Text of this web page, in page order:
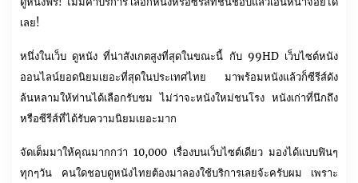
เลย!
หนึ่งในเว็บ ดูหนัง ที่น่าสังเกตสูงที่สุดในขณะนี้ กับ 99HD เว็บไซต์หนัง
ออนไลน์ยอดนิยมเยอะที่สุดในประเทศไทย มาพร้อมหนังแล้วก็ซีรีส์ดัง
ล้นหลามให้ท่านได้เลือกรับชม ไม่ว่าจะหนังใหม่ชนโรง หนังเก่าที่นึกถึง
หรือซีรีส์ที่ได้รับความนิยมเยอะมาก
จัดเต็มมาให้คุณมากกว่า 10,000 เรื่องบนเว็บไซต์เดียว มองได้แบบฟินๆ
ทุกๆวัน คนใดชอบดูหนังไทยต้องมาลองใช้บริการเลยจ้ะครับผม เพราะ